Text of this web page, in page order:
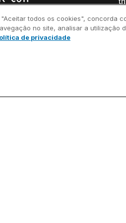
PowerPoint
tool
todos os cookies", concorda
no site, analisar a utilização
de privacidade